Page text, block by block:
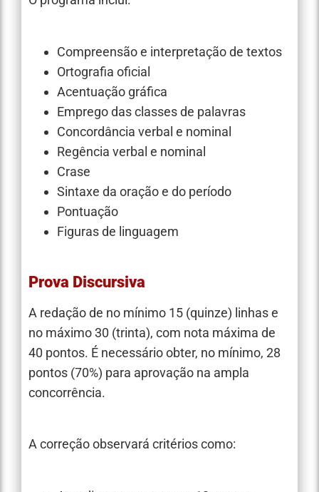
Compreensão e interpretação de textos
Ortografia oficial
Acentuação gráfica
Emprego das classes de palavras
Concordância verbal e nominal
Regência verbal e nominal
Crase
Sintaxe da oração e do período
Pontuação
Figuras de linguagem
Prova Discursiva
A redação de no mínimo 15 (quinze) linhas e
no máximo 30 (trinta), com nota máxima de
40 pontos. É necessário obter, no mínimo, 28
pontos (70%) para aprovação na ampla
concorrência.
A correção observará critérios como: